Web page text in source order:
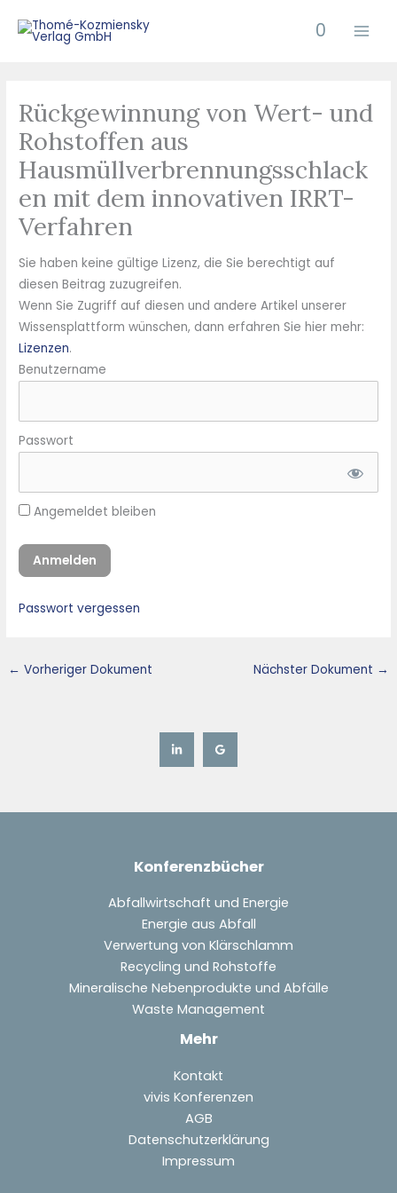
Inhalt
0
Rückgewinnung von Wert- und
Rohstoffen aus
Hausmüllverbrennungsschlack
en mit dem innovativen IRRT-
Verfahren
Sie haben keine gültige Lizenz, die Sie berechtigt auf
diesen Beitrag zuzugreifen.
Wenn Sie Zugriff auf diesen und andere Artikel unserer
Wissensplattform wünschen, dann erfahren Sie hier mehr:
Lizenzen.
Benutzername
Passwort
Angemeldet bleiben
Passwort vergessen
← Vorheriger Dokument Nächster Dokument →
Konferenzbücher
Abfallwirtschaft und Energie
Energie aus Abfall
Verwertung von Klärschlamm
Recycling und Rohstoffe
Mineralische Nebenprodukte und Abfälle
Waste Management
Mehr
Kontakt
vivis Konferenzen
AGB
Datenschutzerklärung
Impressum